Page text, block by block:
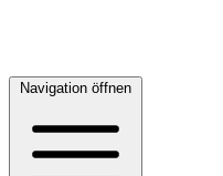
Navigation öffnen